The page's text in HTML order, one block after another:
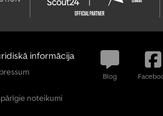
informācija
noteikumi
Blog